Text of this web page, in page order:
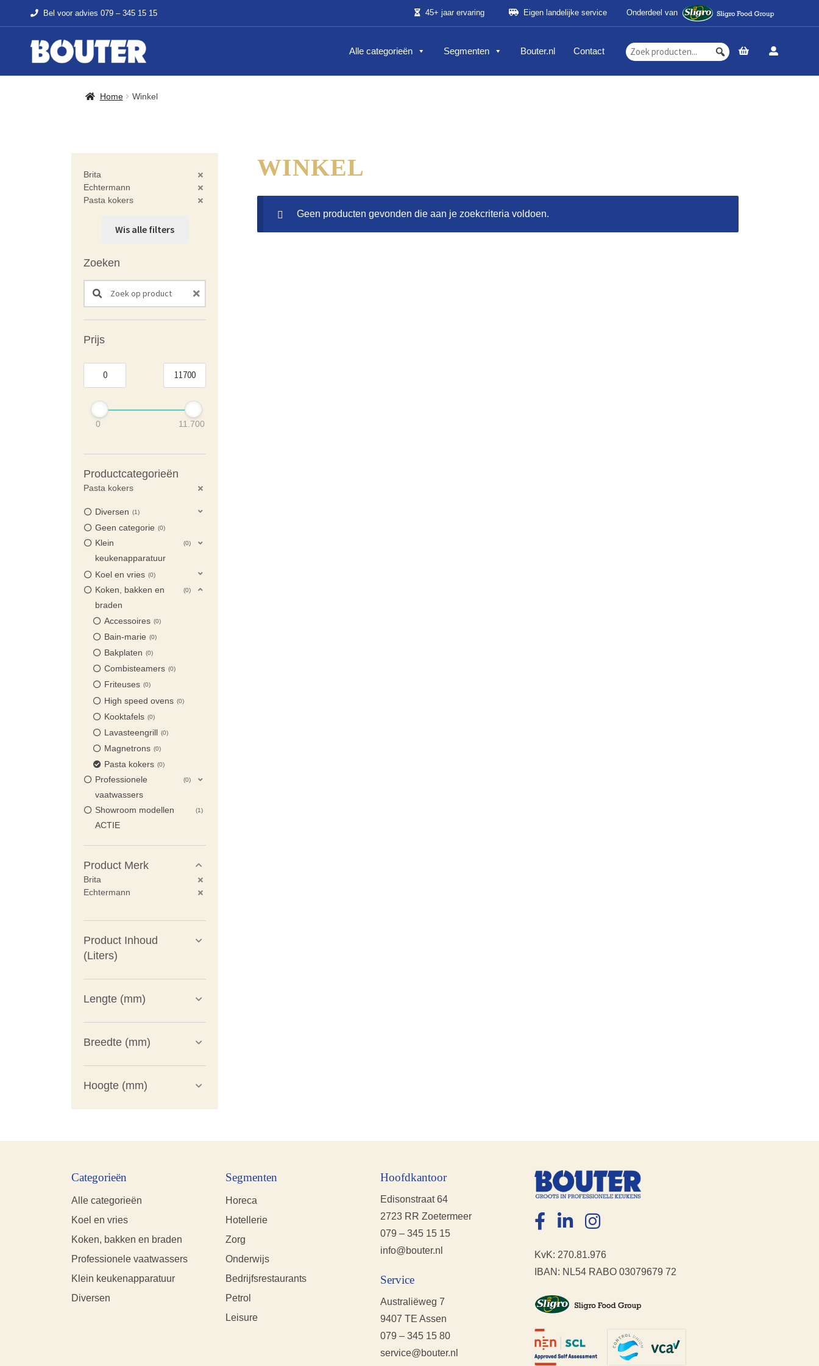
Bel voor advies 079 – 345 15 15 45+ jaar ervaring Eigen landelijke service Onderdeel van
Alle categorieën Segmenten Bouter.nl Contact
Home Winkel
WINKEL
Geen producten gevonden die aan je zoekcriteria voldoen.
Brita
Echtermann
Pasta kokers
Wis alle filters
Zoeken
Search products:
Prijs
0 11.700
Productcategorieën
Pasta kokers
Diversen 1
Geen categorie 0
Klein
keukenapparatuur
0
Koel en vries 0
Koken, bakken en
braden
0
Accessoires 0
Bain-marie 0
Bakplaten 0
Combisteamers 0
Friteuses 0
High speed ovens 0
Kooktafels 0
Lavasteengrill 0
Magnetrons 0
Pasta kokers 0
Professionele
vaatwassers
0
Showroom modellen
ACTIE
1
Product Merk
Brita
Echtermann
Product Inhoud
(Liters)
Lengte (mm)
Breedte (mm)
Hoogte (mm)
Categorieën
Alle categorieën
Koel en vries
Koken, bakken en braden
Professionele vaatwassers
Klein keukenapparatuur
Diversen
Segmenten
Horeca
Hotellerie
Zorg
Onderwijs
Bedrijfsrestaurants
Petrol
Leisure
Hoofdkantoor
Edisonstraat 64
2723 RR Zoetermeer
079 – 345 15 15
info@bouter.nl
Service
Australiëweg 7
9407 TE Assen
079 – 345 15 80
service@bouter.nl
KvK: 270.81.976
IBAN: NL54 RABO 03079679 72